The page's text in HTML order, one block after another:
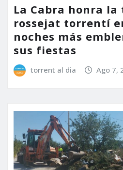
La Cabra honra
rossejat torrentí
noches más
sus fiestas
torrent al dia Ago 7,